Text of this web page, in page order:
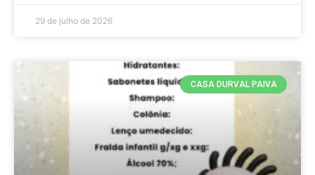
29 de julho de 2026
CASA DURVAL PAIVA